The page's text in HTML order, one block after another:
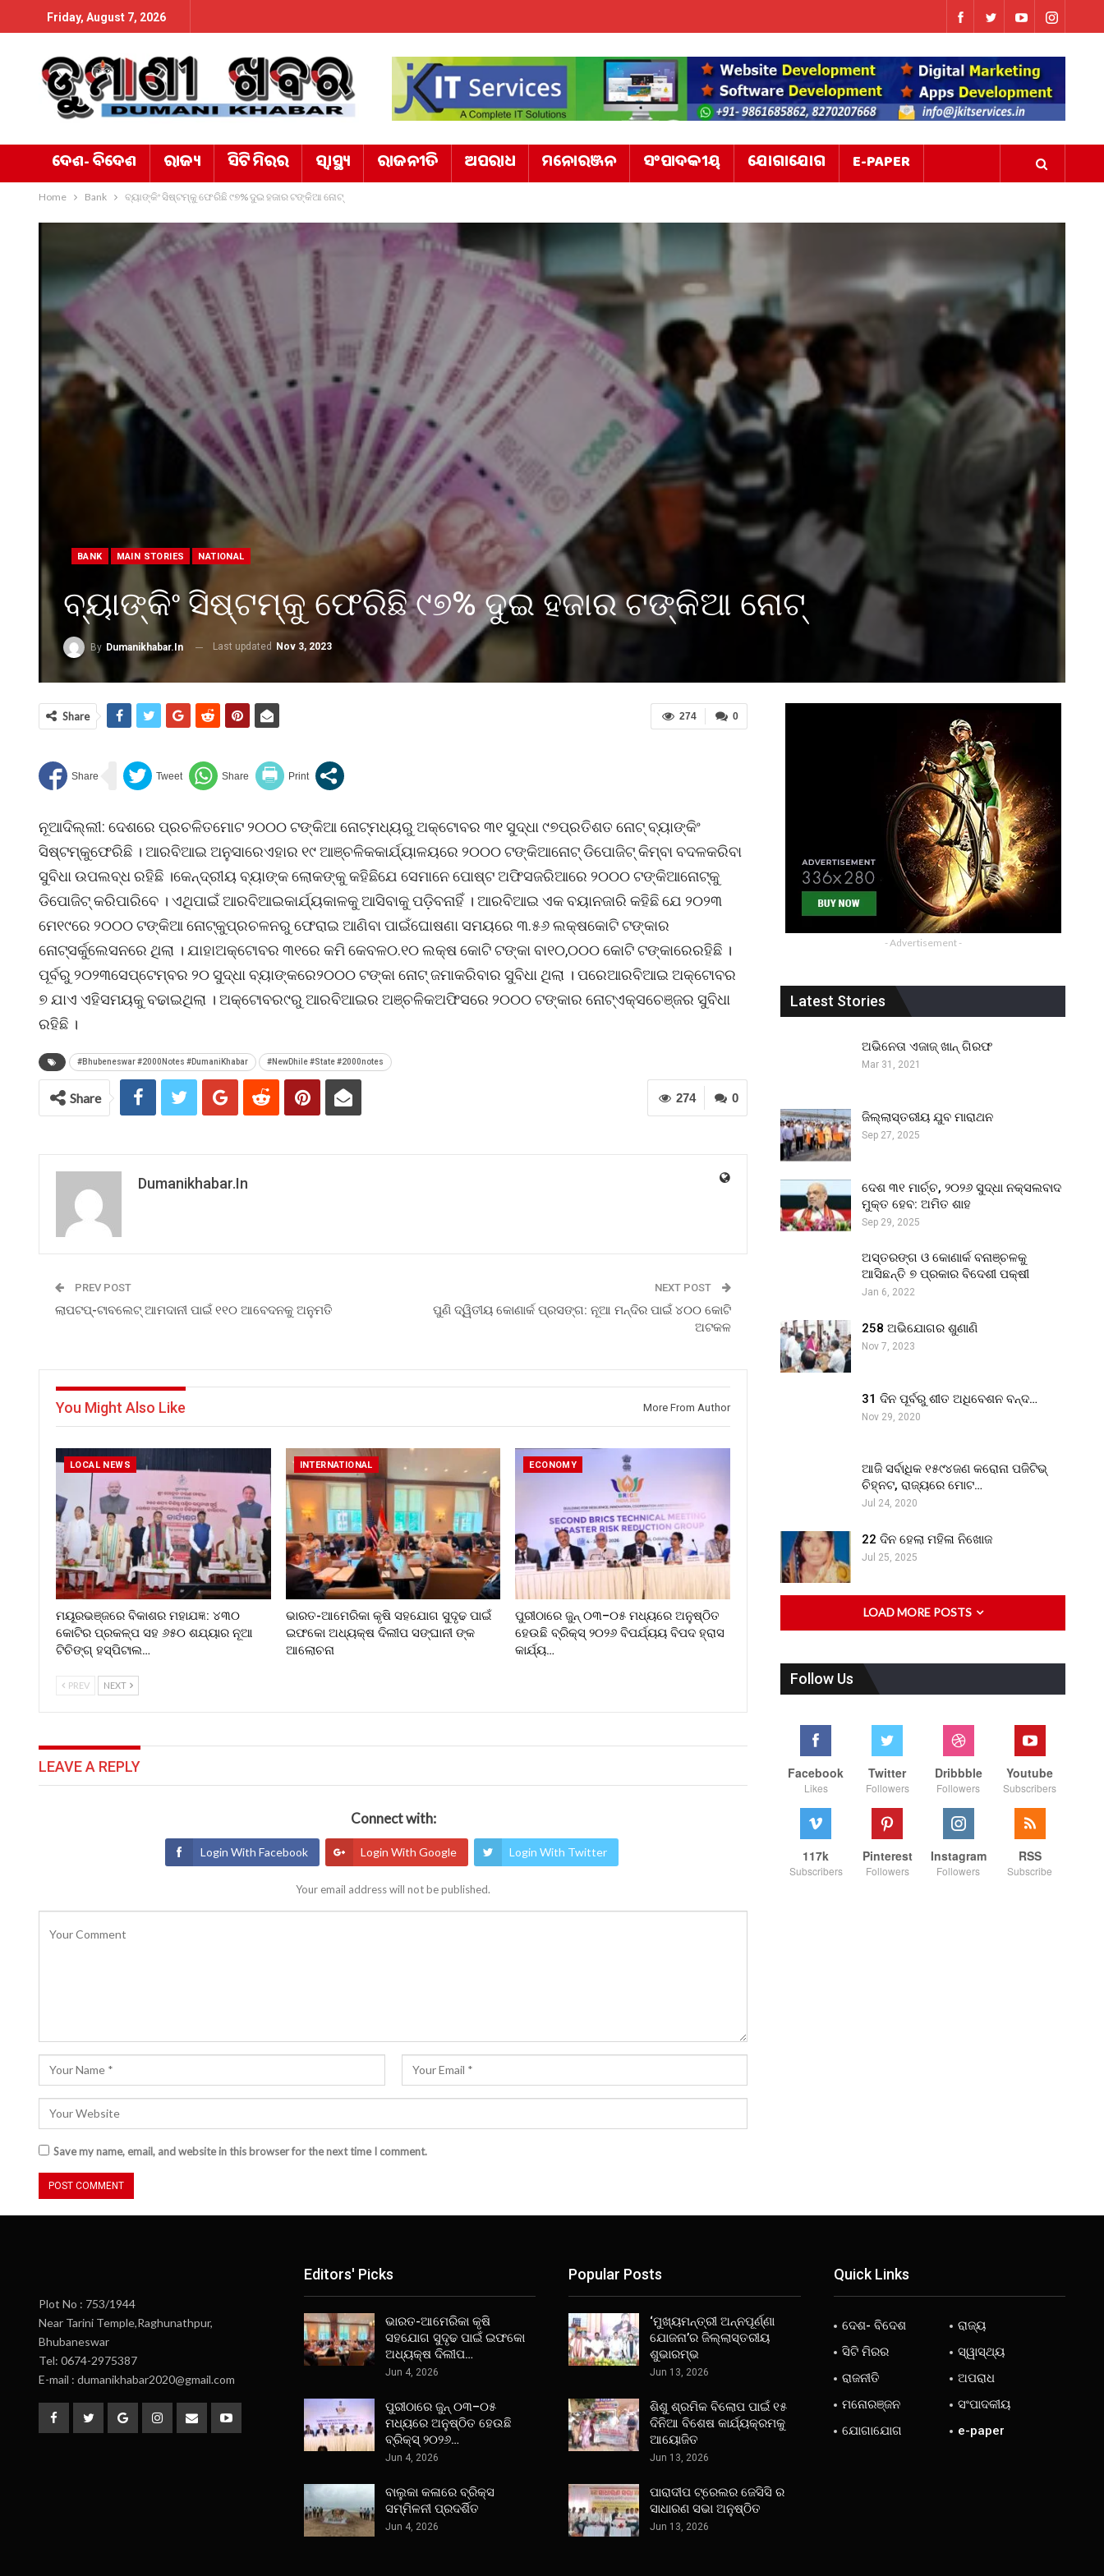
Friday, August 7, 2026
ଦେଶ- ବିଦେଶ ରାଜ୍ୟ ସିଟି ମିରର ସ୍ୱାସ୍ଥ୍ୟ ରାଜନୀତି ଅପରାଧ ମନୋରଞ୍ଜନ ସଂପାଦକୀୟ ଯୋଗାଯୋଗ E-PAPER
Home Bank ବ୍ୟାଙ୍କିଂ ସିଷ୍ଟମ୍କୁ ଫେରିଛି ୯୭% ଦୁଇ ହଜାର ଟଙ୍କିଆ ନୋଟ୍
BANK MAIN STORIES NATIONAL
ବ୍ୟାଙ୍କିଂ ସିଷ୍ଟମ୍କୁ ଫେରିଛି ୯୭% ଦୁଇ ହଜାର ଟଙ୍କିଆ ନୋଟ୍
By Dumanikhabar.in Last updated Nov 3, 2023
0
274
Share
ନୂଆଦିଲ୍ଲୀ: ଦେଶରେ ପ୍ରଚଳିତମୋଟ ୨୦୦୦ ଟଙ୍କିଆ ନୋଟ୍ମଧ୍ୟରୁ ଅକ୍ଟୋବର ୩୧ ସୁଦ୍ଧା ୯୭ପ୍ରତିଶତ ନୋଟ୍ ବ୍ୟାଙ୍କିଂ
ସିଷ୍ଟମ୍କୁଫେରିଛି । ଆରବିଆଇ ଅନୁସାରେଏହାର ୧୯ ଆଞ୍ଚଳିକକାର୍ଯ୍ୟାଳୟରେ ୨୦୦୦ ଟଙ୍କିଆନୋଟ୍ ଡିପୋଜିଟ୍ କିମ୍ବା ବଦଳକରିବା
ସୁବିଧା ଉପଲବ୍ଧ ରହିଛି ।କେନ୍ଦ୍ରୀୟ ବ୍ୟାଙ୍କ ଲୋକଙ୍କୁ କହିଛିଯେ ସେମାନେ ପୋଷ୍ଟ ଅଫିସଜରିଆରେ ୨୦୦୦ ଟଙ୍କିଆନୋଟ୍କୁ
ଡିପୋଜିଟ୍ କରିପାରିବେ । ଏଥିପାଇଁ ଆରବିଆଇକାର୍ଯ୍ୟକାଳକୁ ଆସିବାକୁ ପଡ଼ିବନାହିଁ । ଆରବିଆଇ ଏକ ବୟାନଜାରି କହିଛି ଯେ ୨୦୨୩
ମେ୧୯ରେ ୨୦୦୦ ଟଙ୍କିଆ ନୋଟ୍କୁପ୍ରଚଳନରୁ ଫେରାଇ ଆଣିବା ପାଇଁଘୋଷଣା ସମୟରେ ୩.୫୬ ଲକ୍ଷକୋଟି ଟଙ୍କାର
ନୋଟ୍ସର୍କୁଲେସନରେ ଥିଲା । ଯାହାଅକ୍ଟୋବର ୩୧ରେ କମି କେବଳ୦.୧୦ ଲକ୍ଷ କୋଟି ଟଙ୍କା ବା୧୦,୦୦୦ କୋଟି ଟଙ୍କାରେରହିଛି ।
ପୂର୍ବରୁ ୨୦୨୩ସେପ୍ଟେମ୍ବର ୨୦ ସୁଦ୍ଧା ବ୍ୟାଙ୍କରେ୨୦୦୦ ଟଙ୍କା ନୋଟ୍ ଜମାକରିବାର ସୁବିଧା ଥିଲା । ପରେଆରବିଆଇ ଅକ୍ଟୋବର
୭ ଯାଏ ଏହିସମୟକୁ ବଢାଇଥିଲା । ଅକ୍ଟୋବର୯ରୁ ଆରବିଆଇର ଅଞ୍ଚଳିକଅଫିସରେ ୨୦୦୦ ଟଙ୍କାର ନୋଟ୍ଏକ୍ସଚେଞ୍ଜର ସୁବିଧା
ରହିଛି ।
#Bhubeneswar #2000Notes #DumaniKhabar #NewDhile #State #2000notes
0
274
Share
Dumanikhabar.in
PREV POST
ଲାପଟପ୍-ଟାବଲେଟ୍ ଆମଦାନୀ ପାଇଁ ୧୧୦ ଆବେଦନକୁ ଅନୁମତି
NEXT POST
ପୁଣି ଦ୍ୱିତୀୟ କୋଣାର୍କ ପ୍ରସଙ୍ଗ: ନୂଆ ମନ୍ଦିର ପାଇଁ ୪୦୦ କୋଟି
ଅଟକଳ
You Might Also Like More From Author
LOCAL NEWS
ମୟୂରଭଞ୍ଜରେ ବିକାଶର ମହାଯଜ୍ଞ: ୪୩୦
କୋଟିର ପ୍ରକଳ୍ପ ସହ ୬୫୦ ଶଯ୍ୟାର ନୂଆ
ଟିଚିଙ୍ଗ୍ ହସ୍ପିଟାଲ…
INTERNATIONAL
ଭାରତ-ଆମେରିକା କୃଷି ସହଯୋଗ ସୁଦୃଢ ପାଇଁ
ଇଫକୋ ଅଧ୍ୟକ୍ଷ ଦିଲୀପ ସଙ୍ଘାନୀ ଙ୍କ
ଆଲୋଚନା
ECONOMY
ପୁରୀଠାରେ ଜୁନ୍ ୦୩–୦୫ ମଧ୍ୟରେ ଅନୁଷ୍ଠିତ
ହେଉଛି ବ୍ରିକ୍ସ୍ ୨୦୨୬ ବିପର୍ଯ୍ୟୟ ବିପଦ ହ୍ରାସ
କାର୍ଯ୍ୟ…
PREV NEXT
LEAVE A REPLY
Connect with:
Login With Facebook Login With Google Login With Twitter
Your email address will not be published.
Save my name, email, and website in this browser for the next time I comment.
- Advertisement -
Latest Stories
ଅଭିନେତା ଏଜାଜ୍ ଖାନ୍ ଗିରଫ
Mar 31, 2021
ଜିଲ୍ଲାସ୍ତରୀୟ ଯୁବ ମାରାଥନ
Sep 27, 2025
ଦେଶ ୩୧ ମାର୍ଚ୍ଚ, ୨୦୨୬ ସୁଦ୍ଧା ନକ୍ସଲବାଦ
ମୁକ୍ତ ହେବ: ଅମିତ ଶାହ
Sep 29, 2025
ଅସ୍ତରଙ୍ଗ ଓ କୋଣାର୍କ ବନାଞ୍ଚଳକୁ
ଆସିଛନ୍ତି ୭ ପ୍ରକାର ବିଦେଶୀ ପକ୍ଷୀ
Jan 6, 2022
258 ଅଭିଯୋଗର ଶୁଣାଣି
Nov 7, 2023
31 ଦିନ ପୂର୍ବରୁ ଶୀତ ଅଧିବେଶନ ବନ୍ଦ…
Nov 29, 2020
ଆଜି ସର୍ବାଧିକ ୧୫୯୪ଜଣ କରୋନା ପଜିଟିଭ୍
ଚିହ୍ନଟ, ରାଜ୍ୟରେ ମୋଟ…
Jul 24, 2020
22 ଦିନ ହେଲା ମହିଳା ନିଖୋଜ
Jul 25, 2025
LOAD MORE POSTS
Follow Us
Facebook
Likes
Twitter
Followers
Dribbble
Followers
Youtube
Subscribers
117k
Subscribers
Pinterest
Followers
Instagram
Followers
RSS
Subscribe
Plot No : 753/1944
Near Tarini Temple,Raghunathpur,
Bhubaneswar
Tel: 0674-2975387
E-mail : dumanikhabar2020@gmail.com
Editors' Picks
ଭାରତ-ଆମେରିକା କୃଷି
ସହଯୋଗ ସୁଦୃଢ ପାଇଁ ଇଫକୋ
ଅଧ୍ୟକ୍ଷ ଦିଲୀପ…
Jun 4, 2026
ପୁରୀଠାରେ ଜୁନ୍ ୦୩–୦୫
ମଧ୍ୟରେ ଅନୁଷ୍ଠିତ ହେଉଛି
ବ୍ରିକ୍ସ୍ ୨୦୨୬…
Jun 4, 2026
ବାଲୁକା କଳାରେ ବ୍ରିକ୍ସ
ସମ୍ମିଳନୀ ପ୍ରଦର୍ଶିତ
Jun 4, 2026
Popular Posts
‘ମୁଖ୍ୟମନ୍ତ୍ରୀ ଅନ୍ନପୂର୍ଣ୍ଣା
ଯୋଜନା’ର ଜିଲ୍ଲାସ୍ତରୀୟ
ଶୁଭାରମ୍ଭ
Jun 13, 2026
ଶିଶୁ ଶ୍ରମିକ ବିଲୋପ ପାଇଁ ୧୫
ଦିନିଆ ବିଶେଷ କାର୍ଯ୍ୟକ୍ରମକୁ
ଆୟୋଜିତ
Jun 13, 2026
ପାରାଦୀପ ଟ୍ରେଲର ଜେସିସି ର
ସାଧାରଣ ସଭା ଅନୁଷ୍ଠିତ
Jun 13, 2026
Quick Links
ଦେଶ- ବିଦେଶ
ରାଜ୍ୟ
ସିଟି ମିରର
ସ୍ୱାସ୍ଥ୍ୟ
ରାଜନୀତି
ଅପରାଧ
ମନୋରଞ୍ଜନ
ସଂପାଦକୀୟ
ଯୋଗାଯୋଗ
e-paper